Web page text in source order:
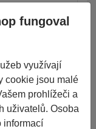
CELOROČNÍ
175
fungoval
využívají
cookie jsou malé
prohlížeči a
uživatelů. Osoba
informací